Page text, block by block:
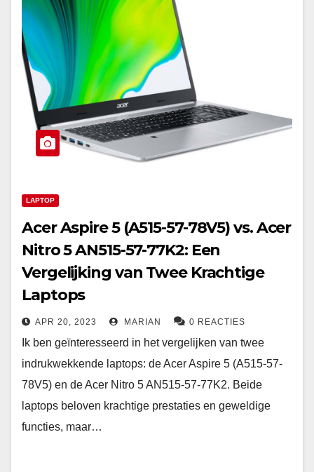
LAPTOP
Acer Aspire 5 (A515-57-78V5) vs. Acer
Nitro 5 AN515-57-77K2: Een
Vergelijking van Twee Krachtige
Laptops
APR 20, 2023 MARIAN 0 REACTIES
Ik ben geïnteresseerd in het vergelijken van twee
indrukwekkende laptops: de Acer Aspire 5 (A515-57-
78V5) en de Acer Nitro 5 AN515-57-77K2. Beide
laptops beloven krachtige prestaties en geweldige
functies, maar…